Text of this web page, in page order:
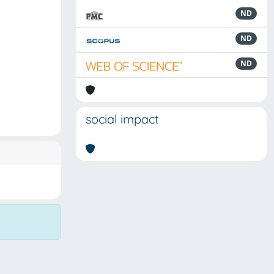
ND
ND
ND
social impact